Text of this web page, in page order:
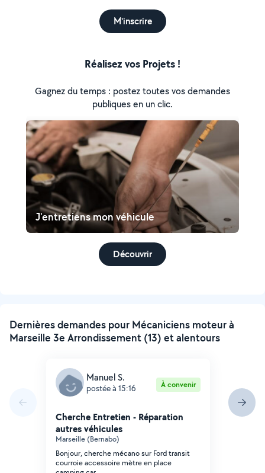
M'inscrire
Réalisez vos Projets !
Gagnez du temps : postez toutes vos demandes
publiques en un clic.
J'entretiens mon véhicule
Découvrir
Dernières demandes pour Mécaniciens moteur à
Marseille 3e Arrondissement (13) et alentours
Manuel S.
postée à 15:16 À convenir
Cherche Entretien - Réparation
autres véhicules
Marseille (Bernabo)
Bonjour, cherche mécano sur Ford transit
courroie accessoire mètre en place